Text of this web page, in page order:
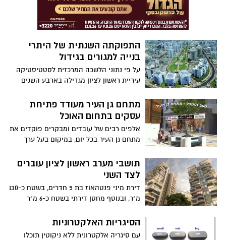
ממוצעת בעיר עמד על 1.2 מיליון שקלים. היום,
בשל הגידול בביקושים לדירות זולות עומד
המחיר הממוצע על 1.3 מיליון שקלים.
התפוקתה השנתית של היתרי
בנייה למגורים בגידול
על פי נתוני הלשכה המרכזית לסטטיסטיקה
עיריית ראשון לציון מגדילה בארבע השנים
האחרונות את תפוקתה השנתית של היתרי
בנייה למגורים.
מתחם גן העיר מעודד פתיחת
עסקים בתחום האוכל
אלפים רבים של עובדים ומבקרים פוקדים את
מתחם גן העיר בכל יום, במיקום בעל ערך
חברתי-היסטורי ובמיקום כה מרכזי, פתרונות
הסעדה ובילוי מתבקשים מיד, בימים אלה
נבנה ג'ימבורי וחדר יום הולדת לרווחת
תושבי מערב ראשון לציון עוברים
לצד השני
דירת מיני פנטהאוז בת 5 חדרים, בשטח כ-130
מ"ר, ובנוסף מחסן דירתי בשטח כ-6 מ"ר
ומרפסת שמש בשטח כ-31 מ"ר, בקומה 5,
שנמכרה בכ-2.46 מיליון שקל
הסיגריות האלקטרוניות
עם סיגריה אלקטרונית ללא ניקוטין תוכלו